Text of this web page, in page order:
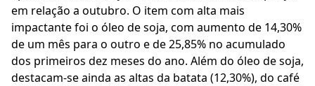
em relação a outubro. O item com alta mais
impactante foi o óleo de soja, com aumento de 14,30%
de um mês para o outro e de 25,85% no acumulado
dos primeiros dez meses do ano. Além do óleo de soja,
destacam-se ainda as altas da batata (12,30%), do café